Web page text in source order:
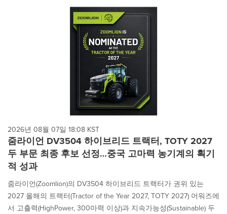
2026년 08월 07일 18:08 KST
줌라이언 DV3504 하이브리드 트랙터, TOTY 2027
두 부문 최종 후보 선정…중국 고마력 농기계의 획기
적 성과
줌라이언(Zoomlion)의 DV3504 하이브리드 트랙터가 권위 있는
2027 올해의 트랙터(Tractor of the Year 2027, TOTY 2027) 어워즈에
서 고출력(HighPower, 300마력 이상)과 지속가능성(Sustainable) 두